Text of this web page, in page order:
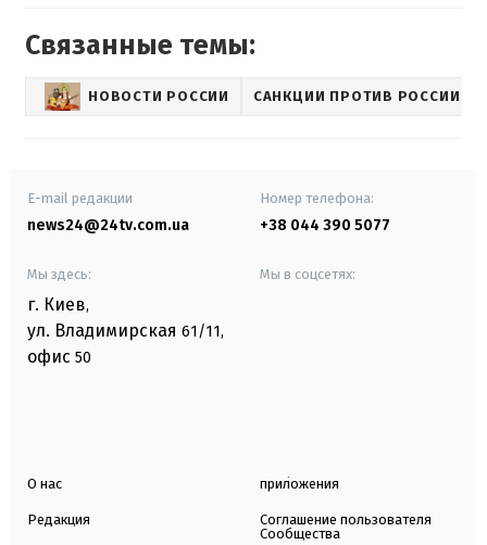
Связанные темы:
НОВОСТИ РОССИИ САНКЦИИ ПРОТИВ РОССИИ
E-mail редакции
news24@24tv.com.ua
Номер телефона:
+38 044 390 5077
Мы здесь:
г. Киев,
ул. Владимирская 61/11,
офис 50
Мы в соцсетях:
О нас
Редакция
приложения
Соглашение пользователя
Сообщества